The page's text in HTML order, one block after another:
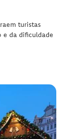
turistas
e da dificuldade